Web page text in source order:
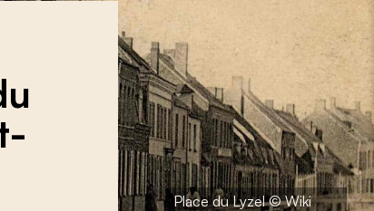
Place du Lyzel © Wiki